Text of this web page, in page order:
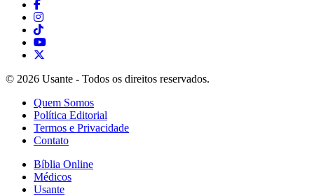
© 2026 Usante - Todos os direitos reservados.
Quem Somos
Política Editorial
Termos e Privacidade
Contato
Bíblia Online
Médicos
Usante